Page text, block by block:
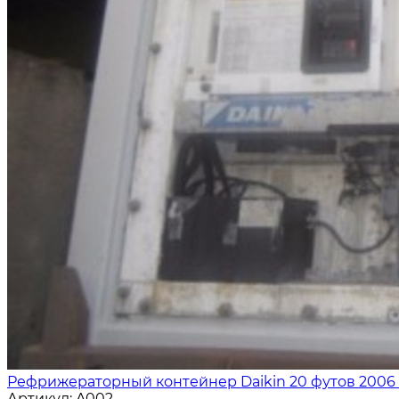
Рефрижераторный контейнер Daikin 20 футов 2006